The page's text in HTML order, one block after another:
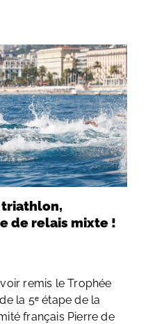
triathlon,
de relais mixte !
remis le Trophée
la 5ᵉ étape de la
français Pierre de